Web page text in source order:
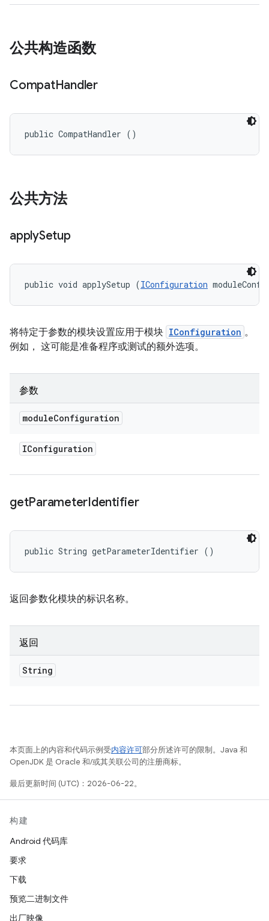
公共构造函数
CompatHandler
public CompatHandler ()
公共方法
applySetup
public void applySetup (IConfiguration
将特定于参数的模块设置应用于模块 IConfiguration 。
例如， 这可能是准备程序或测试的额外选项。
参数
moduleConfiguration
IConfiguration
getParameterIdentifier
public String getParameterIdentifier ()
返回参数化模块的标识名称。
返回
String
本页面上的内容和代码示例受内容许可部分所述许可的限制。Java 和
OpenJDK 是 Oracle 和/或其关联公司的注册商标。
最后更新时间 (UTC)：2026-06-22。
构建
Android 代码库
要求
下载
预览二进制文件
出厂映像